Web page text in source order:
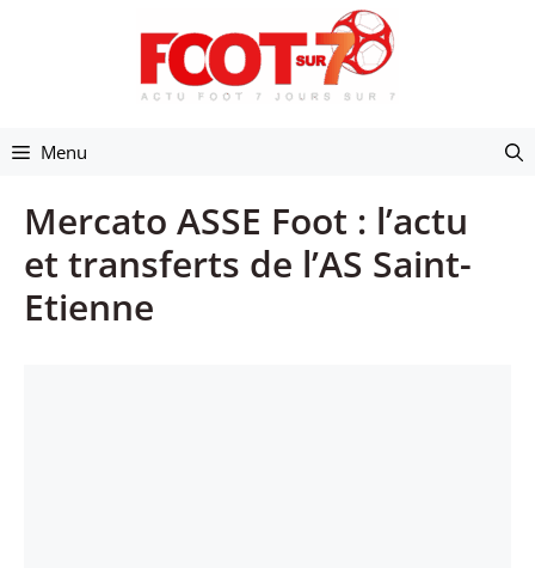
Menu
Mercato ASSE Foot : l’actu
et transferts de l’AS Saint-
Etienne